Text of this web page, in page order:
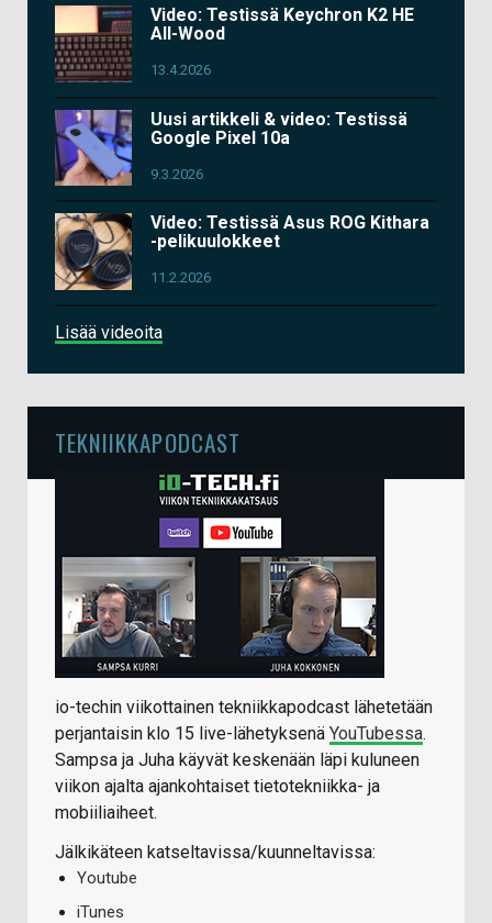
Video: Testissä Keychron K2 HE
All-Wood
13.4.2026
Uusi artikkeli & video: Testissä
Google Pixel 10a
9.3.2026
Video: Testissä Asus ROG Kithara
-pelikuulokkeet
11.2.2026
Lisää videoita
TEKNIIKKAPODCAST
io-techin viikottainen tekniikkapodcast lähetetään
perjantaisin klo 15 live-lähetyksenä YouTubessa.
Sampsa ja Juha käyvät keskenään läpi kuluneen
viikon ajalta ajankohtaiset tietotekniikka- ja
mobiiliaiheet.
Jälkikäteen katseltavissa/kuunneltavissa:
Youtube
iTunes